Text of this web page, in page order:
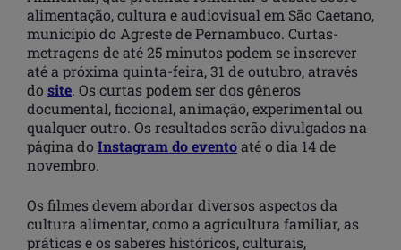
alimentação, cultura e audiovisual em São Caetano,
município do Agreste de Pernambuco. Curtas-
metragens de até 25 minutos podem se inscrever
até a próxima quinta-feira, 31 de outubro, através
do site. Os curtas podem ser dos gêneros
documental, ficcional, animação, experimental ou
qualquer outro. Os resultados serão divulgados na
página do Instagram do eventoaté o dia 14 de
novembro.
Os filmes devem abordar diversos aspectos da
cultura alimentar, como a agricultura familiar, as
práticas e os saberes históricos, culturais,